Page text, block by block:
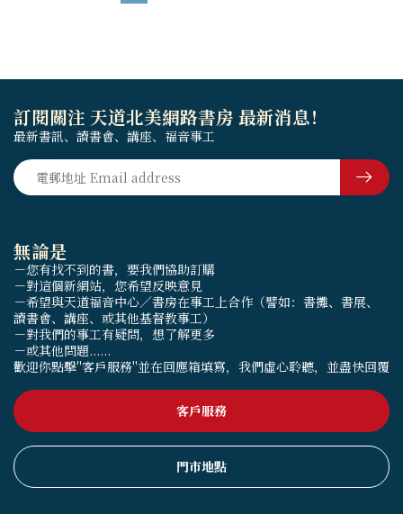
無論是
－您有找不到的書，要我們協助訂購
－對這個新網站，您希望反映意見
－希望與天道福音中心／書房在事工上合作（譬如：書攤、書展、
讀書會、講座、或其他基督教事工）
－對我們的事工有疑問，想了解更多
－或其他問題......
歡迎你點擊"客戶服務"並在回應箱填寫，我們虛心聆聽，並盡快回覆
客戶服務
門市地點
訂閱關注 天道北美網路書房 最新消息！
最新書訊、讀書會、講座、福音事工